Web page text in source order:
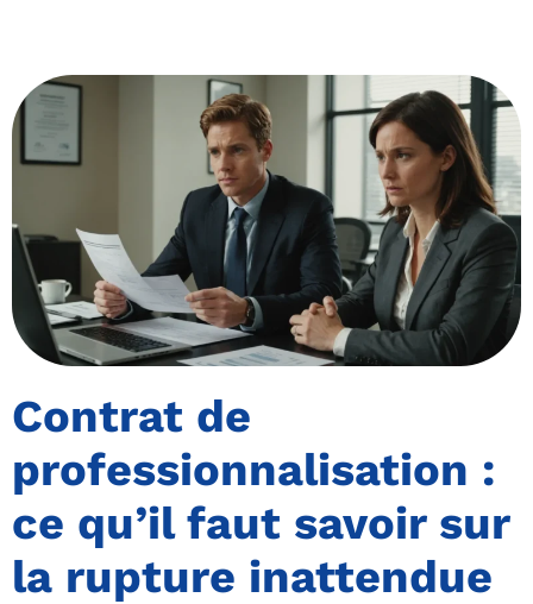
Contrat de
professionnalisation :
ce qu’il faut savoir sur
la rupture inattendue